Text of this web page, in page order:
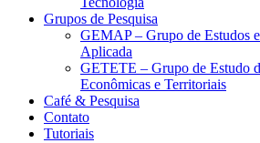
Grupos de Pesquisa
GEMAP – Grupo de Estudos
Aplicada
GETETE – Grupo de Estudo
Econômicas e Territoriais
Café & Pesquisa
Contato
Tutoriais